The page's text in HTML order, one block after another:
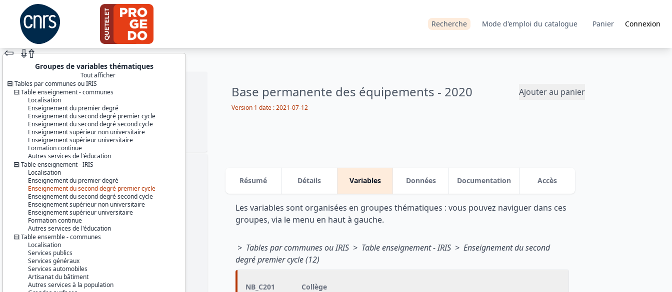
Recherche Mode d'emploi du catalogue Panier Connexion
JEU DE DONNÉES
Base permanente des équipements - 2020 Ajouter au panier
Version 1 date : 2021-07-12
⇦ ⇮⇮
Groupes de variables thématiques
Tout afficher
Tables par communes ou IRIS
Table enseignement - communes
Localisation
Enseignement du premier degré
Enseignement du second degré premier cycle
Enseignement du second degré second cycle
Enseignement supérieur non universitaire
Enseignement supérieur universitaire
Formation continue
Autres services de l'éducation
Table enseignement - IRIS
Localisation
Enseignement du premier degré
Enseignement du second degré premier cycle
Enseignement du second degré second cycle
Enseignement supérieur non universitaire
Enseignement supérieur universitaire
Formation continue
Autres services de l'éducation
Table ensemble - communes
Localisation
Services publics
Services généraux
Services automobiles
Artisanat du bâtiment
Autres services à la population
Identifiants :
lil-1483
doi:10.13144/lil-1483
Thème :
Données localisées
Série :Base permanente des
équipements (BPE)
Martinique
Guyane
La Réunion
Résumé Détails Variables Données Documentation Accès
Les variables sont organisées en groupes thématiques : vous pouvez naviguer dans ces
groupes, via le menu en haut à gauche.
> Tables par communes ou IRIS > Table enseignement - IRIS > Enseignement du second
degré premier cycle (12)
NB_C201 Collège